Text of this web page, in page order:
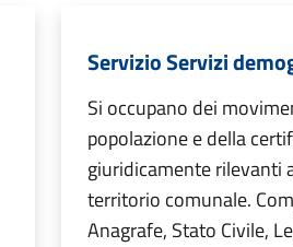
Servizio Servizi
Si occupano dei
popolazione e della
giuridicamente rilevanti
territorio comunale.
Anagrafe, Stato Civile,